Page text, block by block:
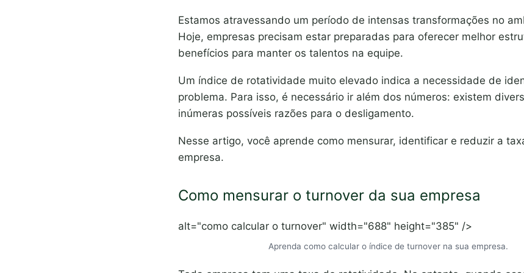
Estamos atravessando um período de intensas transformações no
Hoje, empresas precisam estar preparadas para oferecer melhor
benefícios para manter os talentos na equipe.
Um índice de rotatividade muito elevado indica a necessidade de
problema. Para isso, é necessário ir além dos números: existem
inúmeras possíveis razões para o desligamento.
Nesse artigo, você aprende como mensurar, identificar e reduzir a
empresa.
Como mensurar o turnover da sua empresa
alt="como calcular o turnover" width="688" height="385" />
Aprenda como calcular o índice de turnover na sua empresa.